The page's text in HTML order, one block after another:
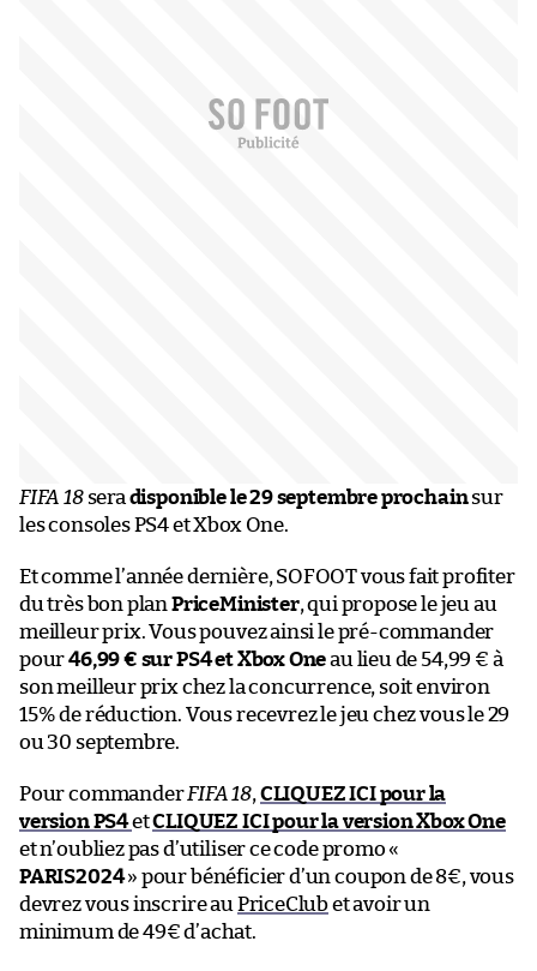
FIFA 18sera disponible le 29 septembre prochainsur
les consoles PS4 et Xbox One.
Et comme l’année dernière, SOFOOT vous fait profiter
du très bon plan PriceMinister, qui propose le jeu au
meilleur prix. Vous pouvez ainsi le pré-commander
pour46,99 € sur PS4 et Xbox Oneau lieu de 54,99 € à
son meilleur prix chez la concurrence, soit environ
15% de réduction. Vous recevrez le jeu chez vous le 29
ou 30 septembre.
Pour commanderFIFA 18, CLIQUEZ ICI pour la
version PS4etCLIQUEZ ICI pour la version Xbox One
et n’oubliez pas d’utiliser ce code promo «
PARIS2024» pour bénéficier d’un coupon de 8€, vous
devrez vous inscrire au PriceClubet avoir un
minimum de 49€ d’achat.